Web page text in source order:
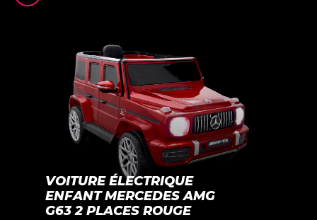
VOITURE ÉLECTRIQUE
ENFANT MERCEDES AMG
G63 2 PLACES ROUGE